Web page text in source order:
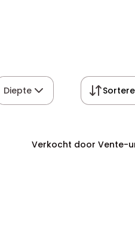
Diepte
Verkocht door Vente-